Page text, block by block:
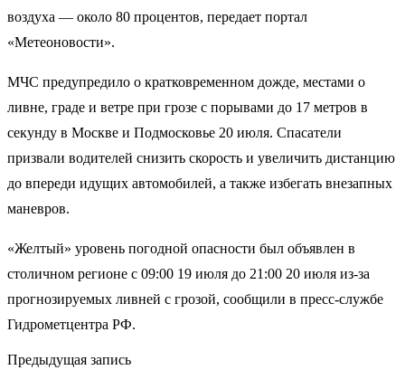
воздуха — около 80 процентов, передает портал
«Метеоновости».
МЧС предупредило о кратковременном дожде, местами о
ливне, граде и ветре при грозе с порывами до 17 метров в
секунду в Москве и Подмосковье 20 июля. Спасатели
призвали водителей снизить скорость и увеличить дистанцию
до впереди идущих автомобилей, а также избегать внезапных
маневров.
«Желтый» уровень погодной опасности был объявлен в
столичном регионе с 09:00 19 июля до 21:00 20 июля из-за
прогнозируемых ливней с грозой, сообщили в пресс-службе
Гидрометцентра РФ.
Предыдущая запись